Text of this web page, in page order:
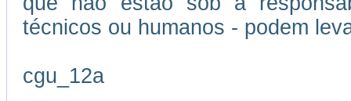
técnicos ou humanos - podem
cgu_12a